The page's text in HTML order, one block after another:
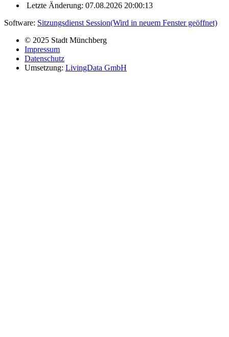
Letzte Änderung: 07.08.2026 20:00:13
Software: Sitzungsdienst Session(Wird in neuem Fenster geöffnet)
© 2025 Stadt Münchberg
Impressum
Datenschutz
Umsetzung: LivingData GmbH